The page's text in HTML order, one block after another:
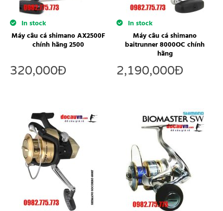
In stock
Máy câu cá shimano AX2500F
chính hãng 2500
320,000Đ
In stock
Máy câu cá shimano
baitrunner 8000OC chính
hãng
2,190,000Đ